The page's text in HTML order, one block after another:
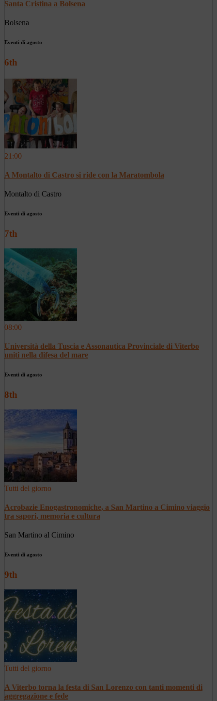
Santa Cristina a Bolsena
Bolsena
Eventi di agosto
6th
21:00
A Montalto di Castro si ride con la Maratombola
Montalto di Castro
Eventi di agosto
7th
08:00
Università della Tuscia e Assonautica Provinciale di Viterbo
uniti nella difesa del mare
Eventi di agosto
8th
Tutti del giorno
Acrobazie Enogastronomiche, a San Martino a Cimino viaggio
tra sapori, memoria e cultura
San Martino al Cimino
Eventi di agosto
9th
Tutti del giorno
A Viterbo torna la festa di San Lorenzo con tanti momenti di
aggregazione e fede